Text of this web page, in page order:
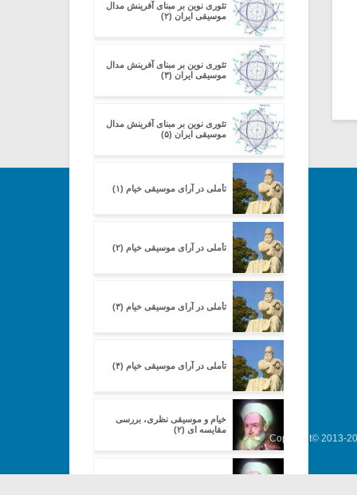
تئوری نوین بر مبنای آفرینش مدال
موسیقی ایران (۲)
تئوری نوین بر مبنای آفرینش مدال
موسیقی ایران (۳)
تئوری نوین بر مبنای آفرینش مدال
موسیقی ایران (۵)
تأملی در آرای موسیقی خیام (۱)
تأملی در آرای موسیقی خیام (۲)
تأملی در آرای موسیقی خیام (۳)
تأملی در آرای موسیقی خیام (۴)
خیام و موسیقی نظری، بررسی
مقایسه ای (۲)
Copyright© 2013-